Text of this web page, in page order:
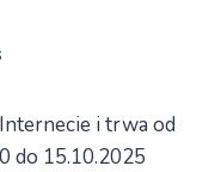
i trwa od
do 15.10.2025